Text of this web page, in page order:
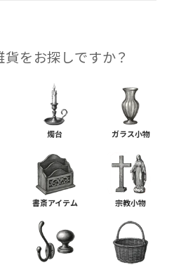
を​お探しですか？
燭台 ガラス小物
書斎アイテム 宗教小物